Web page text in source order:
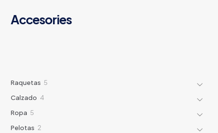
Accesories
Raquetas 5
Calzado 4
Ropa 5
Pelotas 2